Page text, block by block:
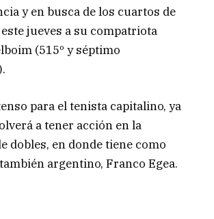
y en busca de los cuartos de
jueves a su compatriota
(515º y séptimo
para el tenista capitalino, ya
a tener acción en la
dobles, en donde tiene como
argentino, Franco Egea.